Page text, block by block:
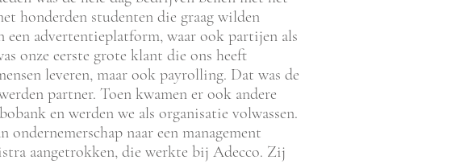
honderden studenten die graag wilden
advertentieplatform, waar ook partijen als
onze eerste grote klant die ons heeft
leveren, maar ook payrolling. Dat was de
partner. Toen kwamen er ook andere
en werden we als organisatie volwassen.
ondernemerschap naar een management
aangetrokken, die werkte bij Adecco. Zij